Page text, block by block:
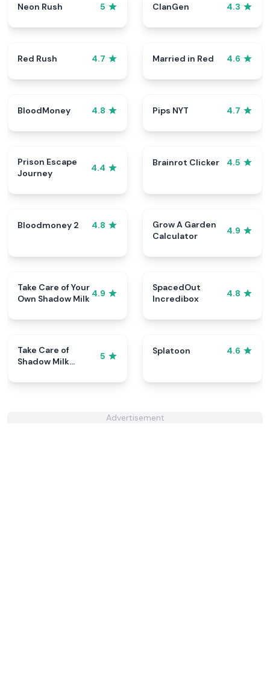
Neon Rush 5 ClanGen 4.3
Red Rush 4.7 Married in Red 4.6
BloodMoney 4.8 Pips NYT 4.7
Prison Escape
Journey
4.4
Brainrot Clicker 4.5
Bloodmoney 2 4.8
Grow A Garden
Calculator
4.9
Take Care of Your
Own Shadow Milk 4.9
SpacedOut
Incredibox
4.8
Take Care of
Shadow Milk
5
Splatoon 4.6
Advertisement